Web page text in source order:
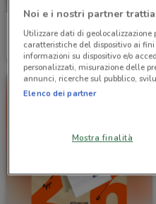
Satur
Scade il 03/09 15.4 km
Noi e i nostri partner
Utilizzare dati di geolocalizzazione
caratteristiche del dispositivo ai
informazioni su dispositivo e/o
personalizzati, misurazione delle
annunci, ricerche sul pubblico,
Elenco dei partner
Mostra finalità